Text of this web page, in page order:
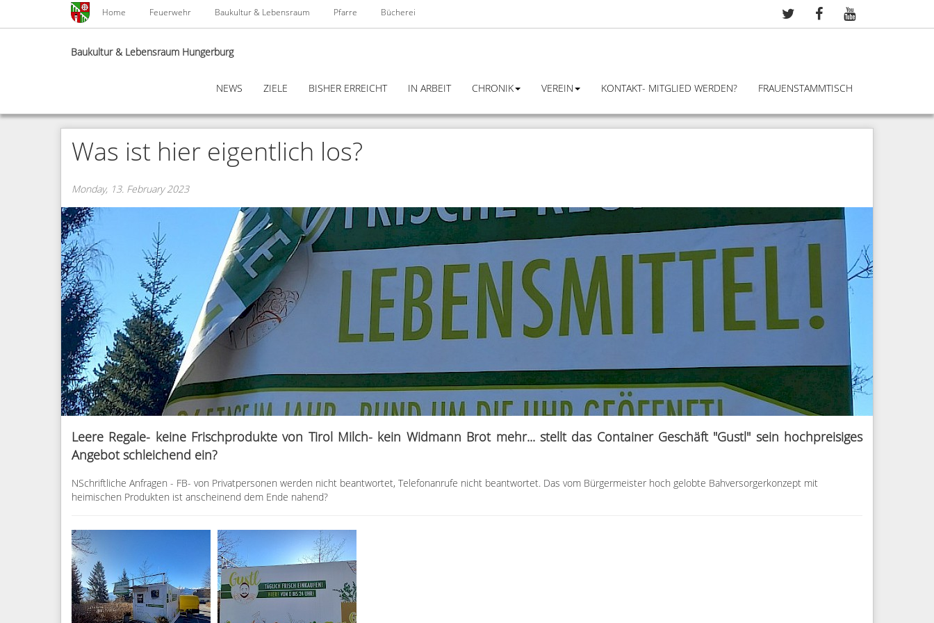
Home Feuerwehr Baukultur & Lebensraum Pfarre Bücherei
Baukultur & Lebensraum Hungerburg
NEWS ZIELE BISHER ERREICHT IN ARBEIT CHRONIK VEREIN KONTAKT- MITGLIED WERDEN? FRAUENSTAMMTISCH
Was ist hier eigentlich los?
Monday, 13. February 2023
Leere Regale- keine Frischprodukte von Tirol Milch- kein Widmann Brot mehr... stellt das Container Geschäft "Gustl" sein hochpreisiges
Angebot schleichend ein?
NSchriftliche Anfragen - FB- von Privatpersonen werden nicht beantwortet, Telefonanrufe nicht beantwortet. Das vom Bürgermeister hoch gelobte Bahversorgerkonzept mit
heimischen Produkten ist anscheinend dem Ende nahend?